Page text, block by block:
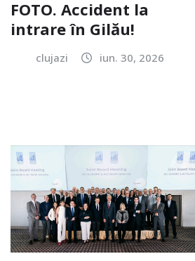
FOTO. Accident la
intrare în Gilău!
clujazi iun. 30, 2026